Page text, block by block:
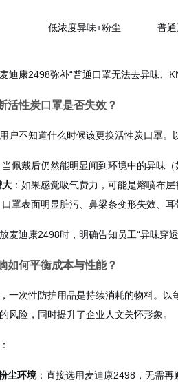
低浓度异味+粉尘 普
迪康2498弥补“普通口罩无法去异味、
活性炭口罩是否失效？
户不知道什么时候该更换活性炭口罩。
当佩戴后仍然能明显闻到环境中的异味
大：如果感觉吸气费力，可能是熔喷布
口罩表面明显脏污、鼻梁条变形失效、耳
麦迪康2498时，明确告知员工“异味穿
如何平衡成本与性能？
一次性防护用品是持续消耗的物料。
风险，同时提升了企业人文关怀形象。
尘环境：直接选用麦迪康2498，无需再